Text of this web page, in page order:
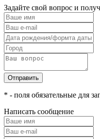
Задайте свой вопрос и
Отправить
* - поля обязательные для
Написать сообщение